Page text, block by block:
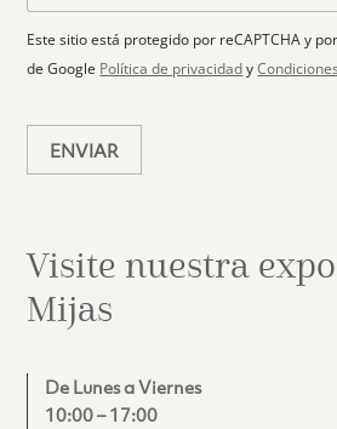
+
1
n
i
c
o
o
e
Este sitio está protegido por reCAPTCHA y
de Google Política de privacidad y
ENVIAR
Visite nuestra
Mijas
De Lunes a Viernes
10:00 – 17:00